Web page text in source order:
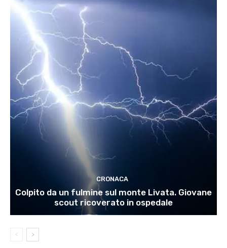
CRONACA
Colpito da un fulmine sul monte Livata. Giovane
scout ricoverato in ospedale